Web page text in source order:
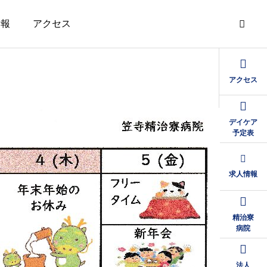
アクセス
アクセス
デイケア
予定表
求人情報
精治寮
病院
法人